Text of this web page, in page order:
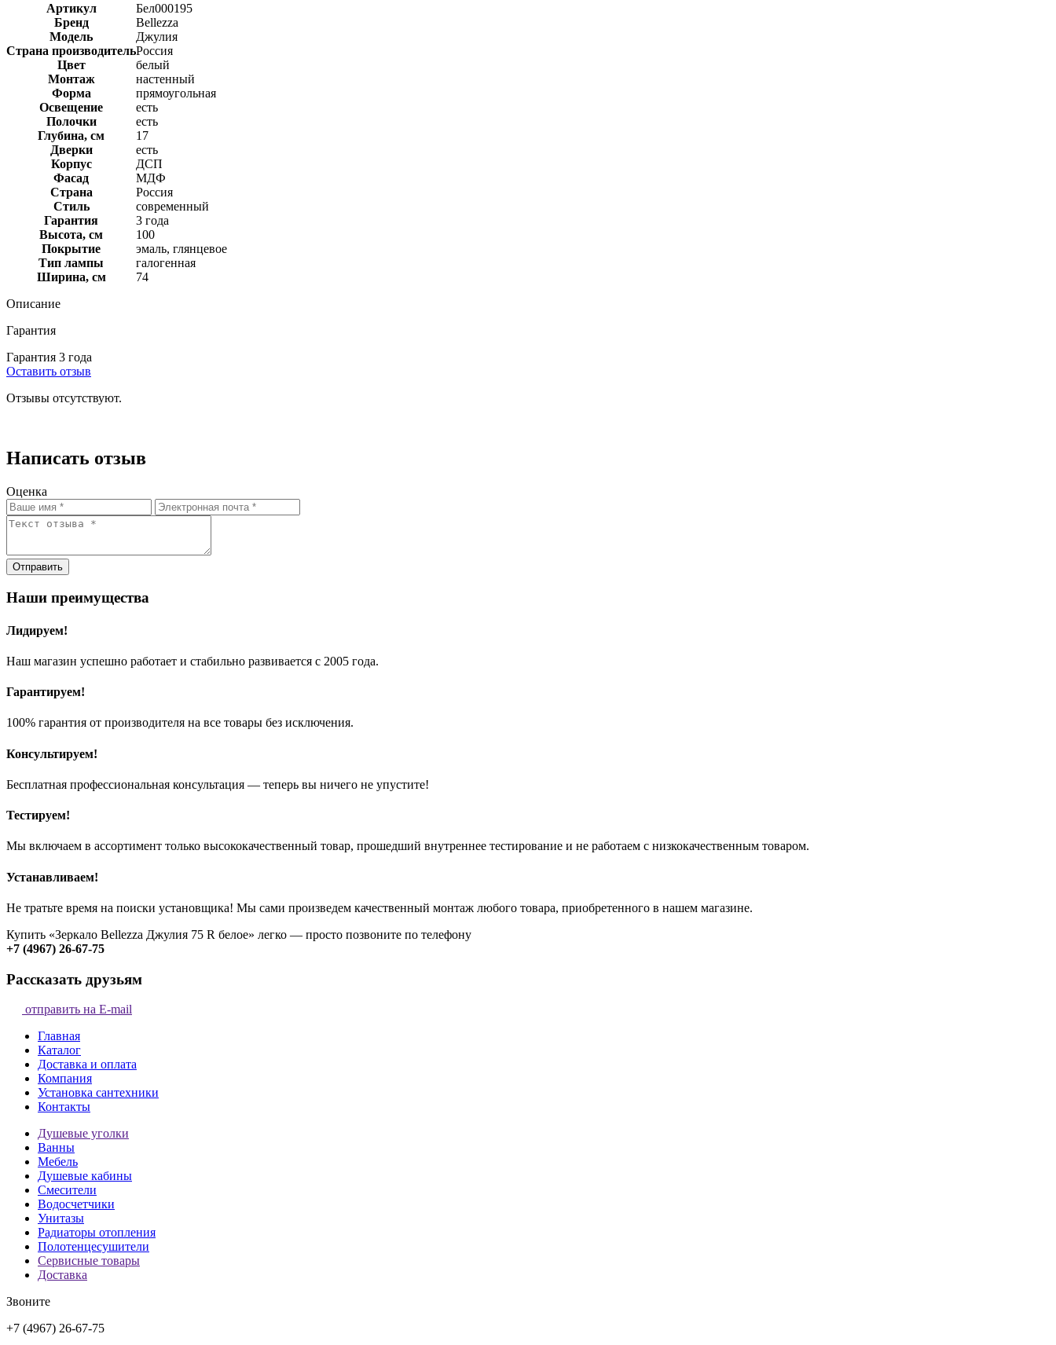
Артикул
Бел000195
Бренд
Bellezza
Модель
Джулия
Страна производительРоссия
Цвет
белый
Монтаж
настенный
Форма
прямоугольная
Освещение
есть
Полочки
есть
Глубина, см
17
Дверки
есть
Корпус
ДСП
Фасад
МДФ
Страна
Россия
Стиль
современный
Гарантия
3 года
Высота, см
100
Покрытие
эмаль, глянцевое
Тип лампы
галогенная
Ширина, см
74
Описание
Гарантия
Гарантия 3 года
Оставить отзыв
Отзывы отсутствуют.
Написать отзыв
Оценка
Отправить
Наши преимущества
Лидируем!
Наш магазин успешно работает и стабильно развивается с 2005 года.
Гарантируем!
100% гарантия от производителя на все товары без исключения.
Консультируем!
Бесплатная профессиональная консультация — теперь вы ничего не упустите!
Тестируем!
Мы включаем в ассортимент только высококачественный товар, прошедший внутреннее тестирование и не работаем с низкокачественным товаром.
Устанавливаем!
Не тратьте время на поиски установщика! Мы сами произведем качественный монтаж любого товара, приобретенного в нашем магазине.
Купить «Зеркало Bellezza Джулия 75 R белое» легко — просто позвоните по телефону
+7 (4967) 26-67-75
Рассказать друзьям
отправить на E-mail
Главная
Каталог
Доставка и оплата
Компания
Установка сантехники
Контакты
Душевые уголки
Ванны
Мебель
Душевые кабины
Смесители
Водосчетчики
Унитазы
Радиаторы отопления
Полотенцесушители
Сервисные товары
Доставка
Звоните
+7 (4967) 26-67-75